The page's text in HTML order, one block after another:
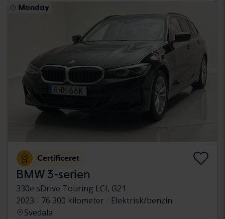
Monday
Certificeret
BMW 3-serien
330e sDrive Touring LCI, G21
2023
76 300 kilometer
Elektrisk/benzin
Svedala